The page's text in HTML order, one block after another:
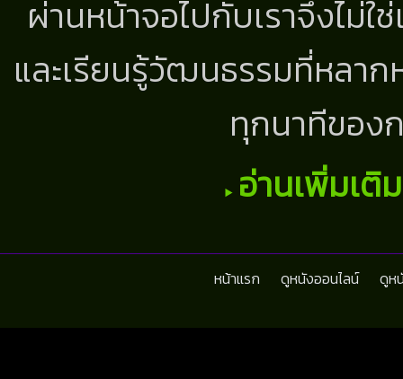
ผ่านหน้าจอไปกับเราจึงไม่
และเรียนรู้วัฒนธรรมที่หลา
ทุกนาทีขอ
อ่านเพิ่มเติ
หน้าแรก ดูหนังออนไลน์ ดูห